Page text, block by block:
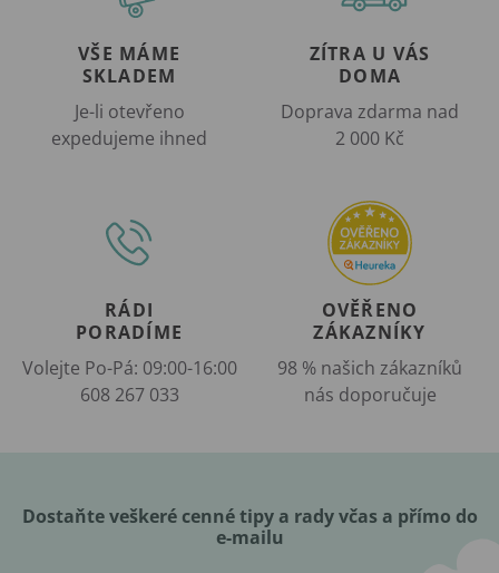
VŠE MÁME
SKLADEM
Je-li otevřeno
expedujeme ihned
ZÍTRA U VÁS
DOMA
Doprava zdarma nad
2 000 Kč
RÁDI
PORADÍME
Volejte Po-Pá: 09:00-16:00
608 267 033
OVĚŘENO
ZÁKAZNÍKY
98 % našich zákazníků
nás doporučuje
Dostaňte veškeré cenné tipy a rady včas a přímo do
e-mailu